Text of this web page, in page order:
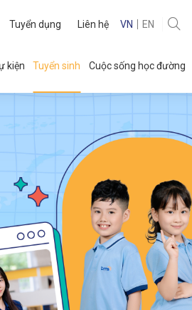
Tuyển dụng Liên hệ VN EN
kiện Tuyển sinh Cuộc sống học đường